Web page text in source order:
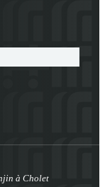
à Cholet